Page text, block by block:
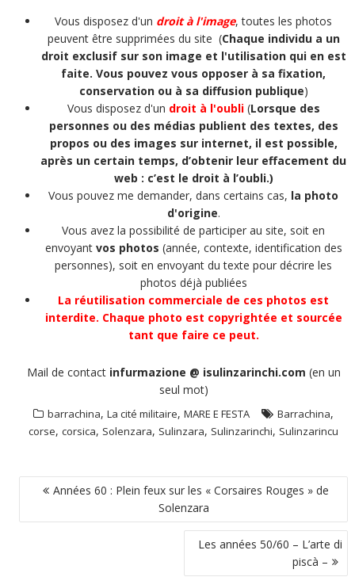
Vous disposez d'un droit à l'image, toutes les photos
peuvent être supprimées du site (Chaque individu a un
droit exclusif sur son image et l'utilisation qui en est
faite. Vous pouvez vous opposer à sa fixation,
conservation ou à sa diffusion publique)
Vous disposez d'un droit à l'oubli(Lorsque des
personnes ou des médias publient des textes, des
propos ou des images sur internet, il est possible,
après un certain temps, d’obtenir leur effacement du
web : c’est le droit à l’oubli.)
Vous pouvez me demander, dans certains cas, la photo
d'origine.
Vous avez la possibilité de participer au site, soit en
envoyant vos photos (année, contexte, identification des
personnes), soit en envoyant du texte pour décrire les
photos déjà publiées
La réutilisation commerciale de ces photos est
interdite. Chaque photo est copyrightée et sourcée
tant que faire ce peut.
Mail de contactinfurmazione @ isulinzarinchi.com (en un
seul mot)
barrachina, La cité militaire, MARE E FESTA Barrachina,
corse, corsica, Solenzara, Sulinzara, Sulinzarinchi, Sulinzarincu
NAVIGATION
L’ARTICLE
Années 60 : Plein feux sur les « Corsaires Rouges » de
Solenzara
Les années 50/60 – L’arte di
piscà –